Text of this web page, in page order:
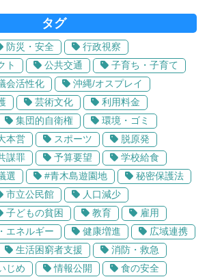
タグ
防災・安全
行政視察
ト
公共交通
子育ち・子育て
会活性化
沖縄/オスプレイ
芸術文化
利用料金
集団的自衛権
環境・ゴミ
本営 スポーツ
脱原発
謀罪 予算要望
学校給食
選 #青木島遊園地
秘密保護法
市立公民館
人口減少
子どもの貧困 教育
雇用
エネルギー 健康増進
広域連携
生活困窮者支援
消防・救急
じめ 情報公開 食の安全